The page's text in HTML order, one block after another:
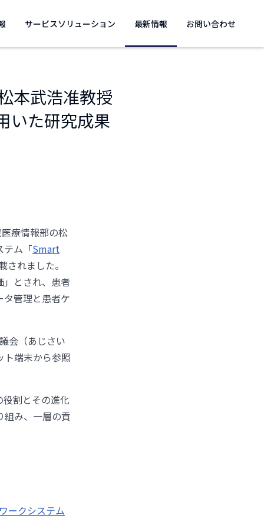
サービスソリューション 最新情報 お問い合わせ
本武浩准教授
いた研究成果
療情報部の松
テム「Smart
されました。
」とされ、患者
タ管理と患者ケ
会（あじさい
ト端末から参照
割とその進化
組み、一層の貢
ークシステム